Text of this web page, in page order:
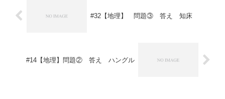
#32【地理】 問題③ 答え 知床
#14【地理】問題② 答え ハングル